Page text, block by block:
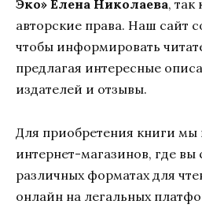
Эко» Елена Николаева, так
авторские права. Наш сайт
чтобы информировать
предлагая интересные
издателей и отзывы.
Для приобретения книги мы
интернет-магазинов, где вы
различных форматах для
онлайн на легальных